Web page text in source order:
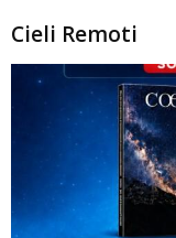
Cieli Remoti